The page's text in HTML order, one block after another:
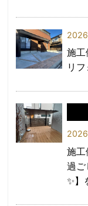
施工
リ
施工
過ご
✨】